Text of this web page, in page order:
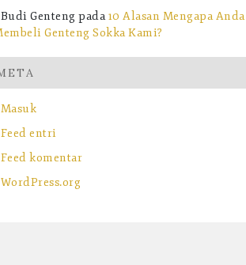
Budi Genteng pada10 Alasan Mengapa Anda
Genteng Sokka Kami?
Masuk
Feed entri
Feed komentar
WordPress.org